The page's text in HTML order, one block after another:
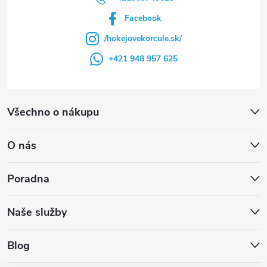
Všechno o nákupu
O nás
Poradna
Naše služby
Blog
Facebook
/hokejovekorcule.sk/
+421 948 957 625